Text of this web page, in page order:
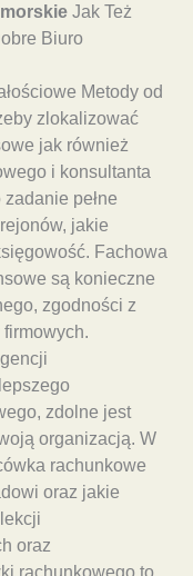
Jak Też
Biuro
Metody od
zlokalizować
jak również
i konsultanta
pełne
jakie
Fachowa
są konieczne
zgodności z
zdolne jest
organizacją. W
rachunkowe
oraz jakie
oraz